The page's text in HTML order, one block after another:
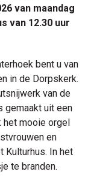
van maandag
van 12.30 uur
bent u van
in de Dorpskerk.
van de
gemaakt uit een
het mooie orgel
en
Kulturhus. In het
te branden.